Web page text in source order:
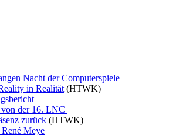
Nacht der Computerspiele
in Realität (HTWK)
der 16. LNC
zurück (HTWK)
Meye